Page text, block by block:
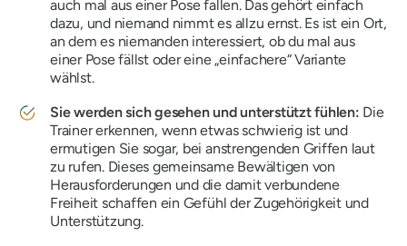
auch mal aus einer Pose fallen. Das gehört einfach
dazu, und niemand nimmt es allzu ernst. Es ist ein Ort,
an dem es niemanden interessiert, ob du mal aus
einer Pose fällst oder eine „einfachere“ Variante
wählst.
Sie werden sich gesehen und unterstützt fühlen: Die
Trainer erkennen, wenn etwas schwierig ist und
ermutigen Sie sogar, bei anstrengenden Griffen laut
zu rufen. Dieses gemeinsame Bewältigen von
Herausforderungen und die damit verbundene
Freiheit schaffen ein Gefühl der Zugehörigkeit und
Unterstützung.